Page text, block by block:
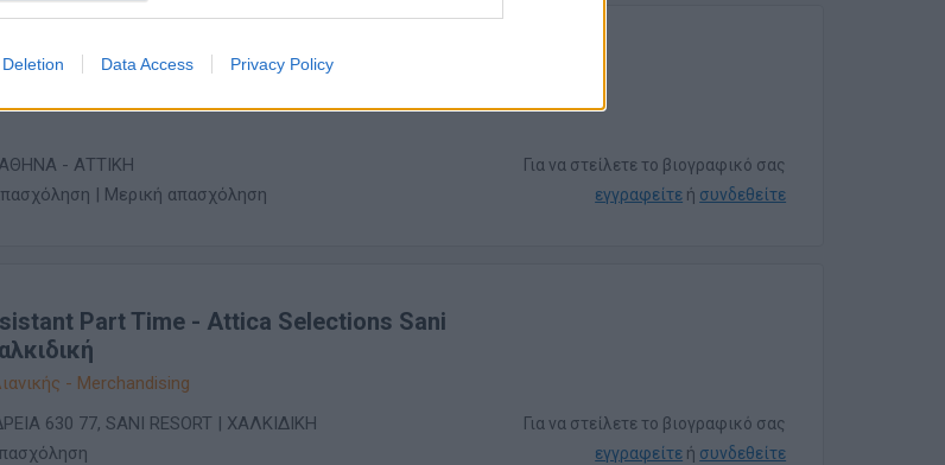
Data Access Privacy Policy
/ Καμαριέρα για Airbnb – Αθήνα
- ΑΤΤΙΚΗ
| Μερική απασχόληση
Για να στείλετε το βιογραφικό σας
εγγραφείτε ή συνδεθείτε
Part Time - Attica Selections Sani
- Merchandising
630 77, SANI RESORT | ΧΑΛΚΙΔΙΚΗ
Για να στείλετε το βιογραφικό σας
εγγραφείτε ή συνδεθείτε